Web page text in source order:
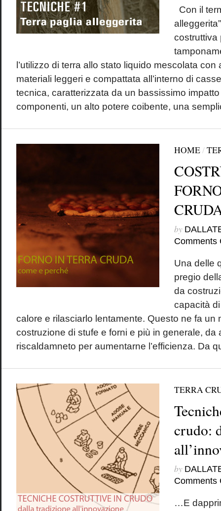
Con il
costruttiva
l’utilizzo di terra allo stato liquido mescolata
materiali leggeri e compattata all’interno di
tecnica, caratterizzata da un bassissimo
componenti, un alto potere coibente, una
HOME/
by
Comments
Una delle
pregio
da
capacità
calore e rilasciarlo lentamente. Questo ne fa un
costruzione di stufe e forni e più in generale, da
riscaldamneto per aumentarne l’efficienza. Da
TERRA
crudo:
by
Comments
…E